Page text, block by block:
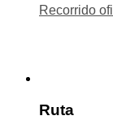
Recorrido
Ruta